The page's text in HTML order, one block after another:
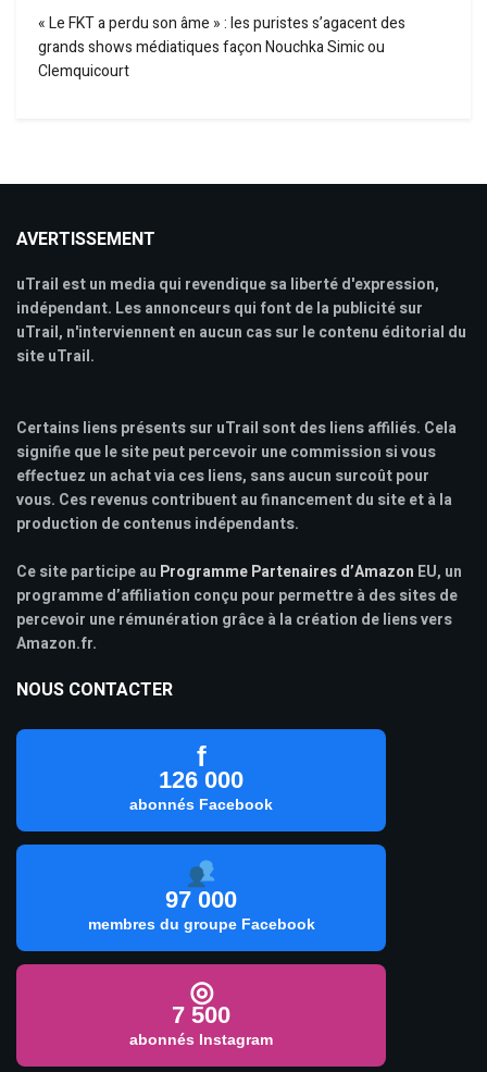
« Le FKT a perdu son âme » : les puristes s’agacent des
grands shows médiatiques façon Nouchka Simic ou
Clemquicourt
AVERTISSEMENT
uTrail est un media qui revendique sa liberté d'expression,
indépendant. Les annonceurs qui font de la publicité sur
uTrail, n'interviennent en aucun cas sur le contenu éditorial du
site uTrail.
Certains liens présents sur uTrail sont des liens affiliés. Cela
signifie que le site peut percevoir une commission si vous
effectuez un achat via ces liens, sans aucun surcoût pour
vous. Ces revenus contribuent au financement du site et à la
production de contenus indépendants.
Ce site participe au Programme Partenaires d’Amazon EU, un
programme d’affiliation conçu pour permettre à des sites de
percevoir une rémunération grâce à la création de liens vers
Amazon.fr.
NOUS CONTACTER
f
126 000
abonnés Facebook
97 000
membres du groupe Facebook
◎
7 500
abonnés Instagram